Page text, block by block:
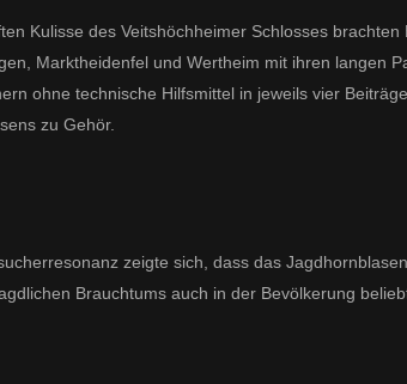
Kulisse des Veitshöchheimer Schlosses
Marktheidenfel und Wertheim mit ihren langen
ohne technische Hilfsmittel in jeweils vier
zu Gehör.
zeigte sich, dass das
Brauchtums auch in der Bevölkerung